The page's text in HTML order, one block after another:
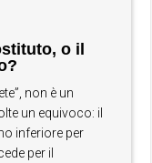
o il
non è un
un equivoco: il
inferiore per
per il